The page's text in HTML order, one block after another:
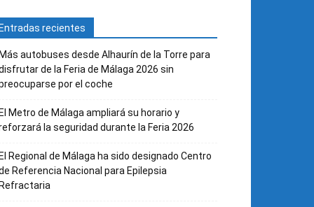
recientes
autobuses desde Alhaurín de la Torre para
de la Feria de Málaga 2026 sin
por el coche
Metro de Málaga ampliará su horario y
la seguridad durante la Feria 2026
Regional de Málaga ha sido designado Centro
Referencia Nacional para Epilepsia